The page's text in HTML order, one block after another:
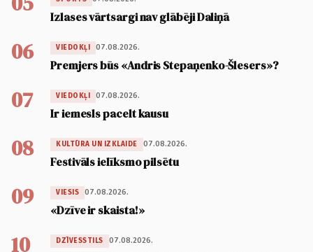
Izlases vārtsargi nav glābēji Daliņā
06 VIEDOKĻI 07.08.2026.
Premjers būs «Andris Stepaņenko-Šlesers»?
07 VIEDOKĻI 07.08.2026.
Ir iemesls pacelt kausu
08 KULTŪRA UN IZKLAIDE 07.08.2026.
Festivāls ielīksmo pilsētu
09 VIESIS 07.08.2026.
«Dzīve ir skaista!»
10 DZĪVESSTILS 07.08.2026.